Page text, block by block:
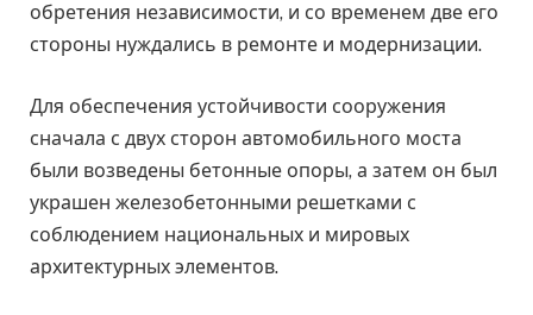
обретения независимости, и со временем две его
стороны нуждались в ремонте и модернизации.
Для обеспечения устойчивости сооружения
сначала с двух сторон автомобильного моста
были возведены бетонные опоры, а затем он был
украшен железобетонными решетками с
соблюдением национальных и мировых
архитектурных элементов.